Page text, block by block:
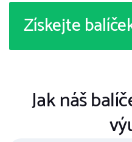
Získejte
Jak náš